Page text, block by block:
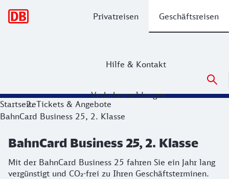
Privatreisen Geschäftsreisen
Hilfe & Kontakt
Verkehrsmeldungen
BahnCard Business 25, 2. Klasse
StartseiteTickets & Angebote
BahnCard Business 25, 2. Klasse
BahnCard Business 25, 2. Klasse
Mit der BahnCard Business 25 fahren Sie ein Jahr lang
vergünstigt und CO₂-frei zu Ihren Geschäftsterminen.